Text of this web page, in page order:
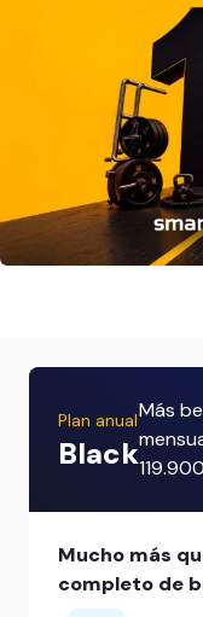
Plan anual
Black
Más
Mucho más
completo de